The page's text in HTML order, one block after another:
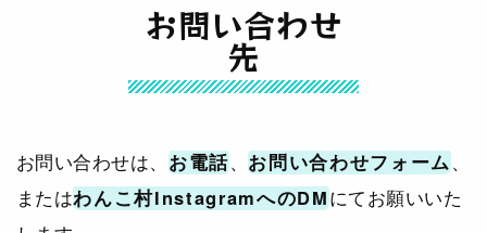
お問い合わせ
先
お問い合わせは、 お電話、お問い合わせフォーム、
またはわんこ村InstagramへのDMにてお願いいた